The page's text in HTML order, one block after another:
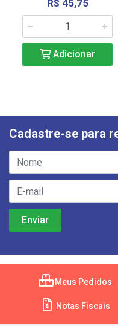
R$ 45,75
Adicionar
Cadastre-se para
Meus Pedidos
Notas Fiscais